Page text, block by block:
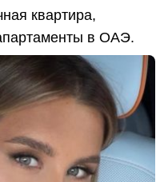
квартира,
в ОАЭ.